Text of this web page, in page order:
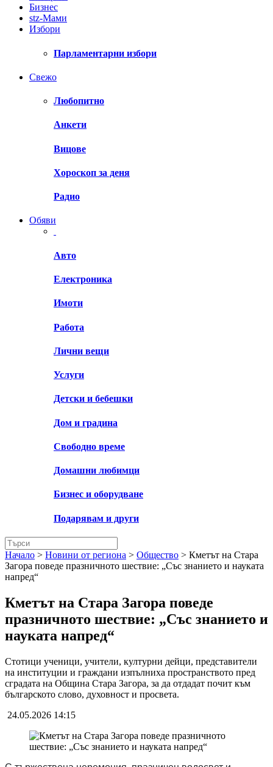
Бизнес
stz-Мами
Избори
Парламентарни избори
Свежо
Любопитно
Анкети
Вицове
Хороскоп за деня
Радио
Обяви
Авто
Електроника
Имоти
Работа
Лични вещи
Услуги
Детски и бебешки
Дом и градина
Свободно време
Домашни любимци
Бизнес и оборудване
Подарявам и други
Начало > Новини от региона > Общество > Кметът на Стара
Загора поведе празничното шествие: „Със знанието и науката
напред“
Кметът на Стара Загора поведе
празничното шествие: „Със знанието и
науката напред“
Стотици ученици, учители, културни дейци, представители
на институции и граждани изпълниха пространството пред
сградата на Община Стара Загора, за да отдадат почит към
българското слово, духовност и просвета.
24.05.2026 14:15